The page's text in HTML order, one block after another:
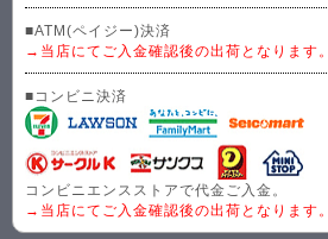
■ATM(ペイジー)決済
→当店にてご入金確認後の出荷となります。
■コンビニ決済
コンビニエンスストアで代金ご入金。
→当店にてご入金確認後の出荷となります。